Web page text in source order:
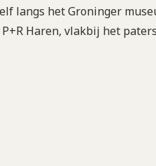
langs het Groninger
Haren, vlakbij het